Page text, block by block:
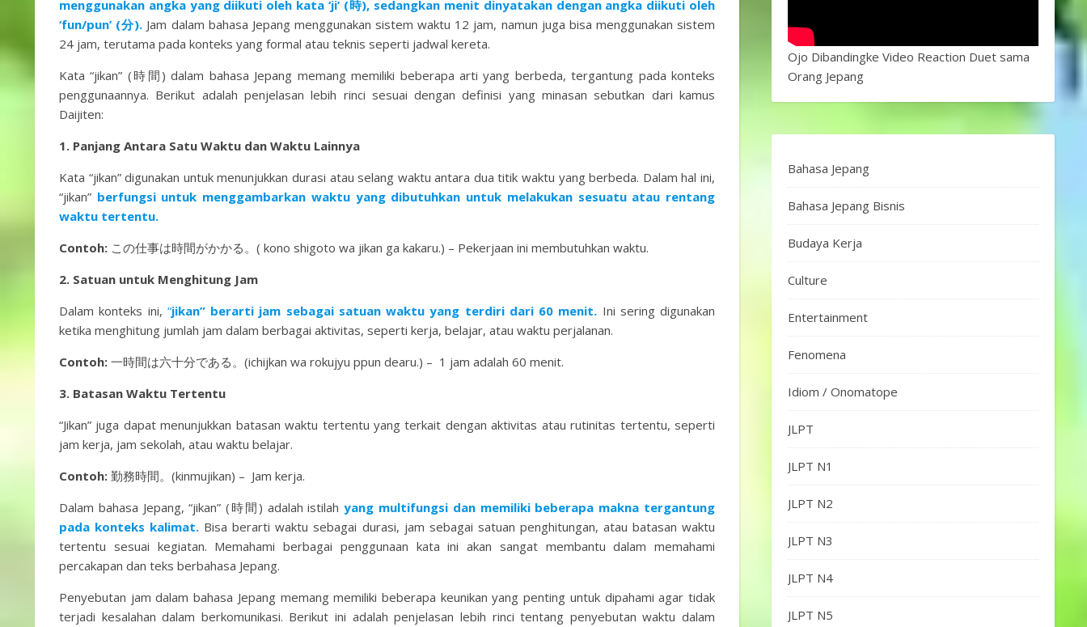
menggunakan angka yang diikuti oleh kata ‘ji’ (時), sedangkan menit dinyatakan dengan angka diikuti oleh
‘fun/pun’ (分). Jam dalam bahasa Jepang menggunakan sistem waktu 12 jam, namun juga bisa menggunakan sistem
24 jam, terutama pada konteks yang formal atau teknis seperti jadwal kereta.
Kata “jikan” (時間) dalam bahasa Jepang memang memiliki beberapa arti yang berbeda, tergantung pada konteks
penggunaannya. Berikut adalah penjelasan lebih rinci sesuai dengan definisi yang minasan sebutkan dari kamus
Daijiten:
1. Panjang Antara Satu Waktu dan Waktu Lainnya
Kata “jikan” digunakan untuk menunjukkan durasi atau selang waktu antara dua titik waktu yang berbeda. Dalam hal ini,
“jikan” berfungsi untuk menggambarkan waktu yang dibutuhkan untuk melakukan sesuatu atau rentang
waktu tertentu.
Contoh: この仕事は時間がかかる。( kono shigoto wa jikan ga kakaru.) – Pekerjaan ini membutuhkan waktu.
2. Satuan untuk Menghitung Jam
Dalam konteks ini, “jikan” berarti jam sebagai satuan waktu yang terdiri dari 60 menit. Ini sering digunakan
ketika menghitung jumlah jam dalam berbagai aktivitas, seperti kerja, belajar, atau waktu perjalanan.
Contoh: 一時間は六十分である。(ichijkan wa rokujyu ppun dearu.) – 1 jam adalah 60 menit.
3. Batasan Waktu Tertentu
“Jikan” juga dapat menunjukkan batasan waktu tertentu yang terkait dengan aktivitas atau rutinitas tertentu, seperti
jam kerja, jam sekolah, atau waktu belajar.
Contoh: 勤務時間。(kinmujikan) – Jam kerja.
Dalam bahasa Jepang, “jikan” (時間) adalah istilah yang multifungsi dan memiliki beberapa makna tergantung
pada konteks kalimat. Bisa berarti waktu sebagai durasi, jam sebagai satuan penghitungan, atau batasan waktu
tertentu sesuai kegiatan. Memahami berbagai penggunaan kata ini akan sangat membantu dalam memahami
percakapan dan teks berbahasa Jepang.
Penyebutan jam dalam bahasa Jepang memang memiliki beberapa keunikan yang penting untuk dipahami agar tidak
terjadi kesalahan dalam berkomunikasi. Berikut ini adalah penjelasan lebih rinci tentang penyebutan waktu dalam
Ojo Dibandingke Video Reaction Duet sama
Orang Jepang
Bahasa Jepang
Bahasa Jepang Bisnis
Budaya Kerja
Culture
Entertainment
Fenomena
Idiom / Onomatope
JLPT
JLPT N1
JLPT N2
JLPT N3
JLPT N4
JLPT N5